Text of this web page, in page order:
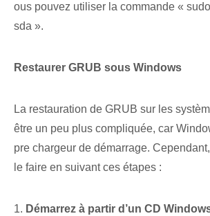
ous pouvez utiliser la commande «
sda ».
Restaurer‌ GRUB sous Windows
La restauration de ⁤GRUB sur les
être un peu plus compliquée⁤, car
pre ⁤chargeur de démarrage.
le faire en suivant ces étapes :
1. Démarrez à partir d’un CD